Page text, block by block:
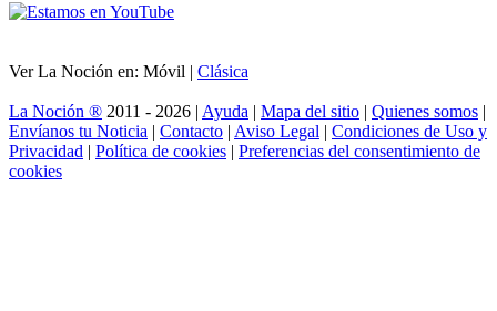
Ver La Noción en: Móvil | Clásica
La Noción ® 2011 - 2026 | Ayuda | Mapa del sitio | Quienes somos |
Envíanos tu Noticia | Contacto | Aviso Legal | Condiciones de Uso y
Privacidad | Política de cookies | Preferencias del consentimiento de
cookies